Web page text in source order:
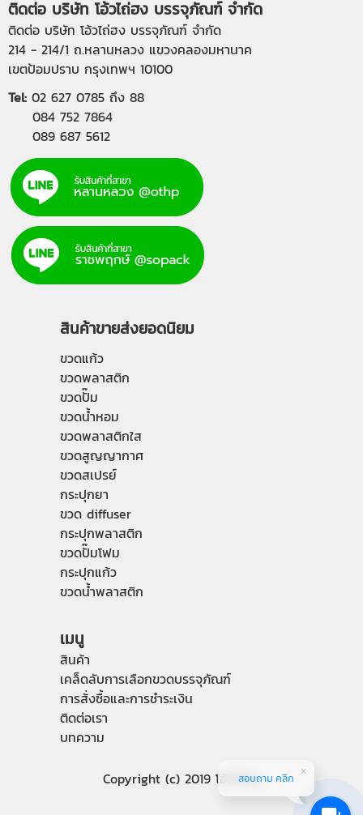
ติดต่อ บริษัท โอ้วไถ่ฮง บรรจุภัณฑ์ จำกัด
ติดต่อ บริษัท โอ้วไถ่ฮง บรรจุภัณฑ์ จำกัด
214 - 214/1 ถ.หลานหลวง แขวงคลองมหานาค
เขตป้อมปราบ กรุงเทพฯ 10100
Tel: 02 627 0785 ถึง 88
084 752 7864
089 687 5612
สินค้าขายส่งยอดนิยม
ขวดแก้ว
ขวดพลาสติก
ขวดปั๊ม
ขวดน้ำหอม
ขวดพลาสติกใส
ขวดสูญญากาศ
ขวดสเปรย์
กระปุกยา
ขวด diffuser
กระปุกพลาสติก
ขวดปั๊มโฟม
กระปุกแก้ว
ขวดน้ำพลาสติก
เมนู
สินค้า
เคล็ดลับการเลือกขวดบรรจุภัณฑ์
การสั่งซื้อและการชำระเงิน
ติดต่อเรา
บทความ
Copyright (c) 2019 โอ้วไถ่ฮงสอบถาม คลิก